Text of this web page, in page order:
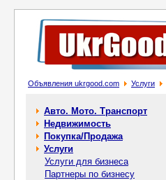
Объявления ukrgood.com Услуги
Авто. Мото. Транспорт
Недвижимость
Покупка/Продажа
Услуги
Услуги для бизнеса
Партнеры по бизнесу